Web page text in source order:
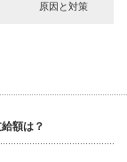
原因と対策
額は？